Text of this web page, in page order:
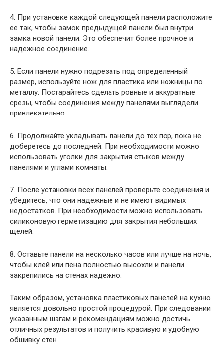
4. При установке каждой следующей панели расположите
ее так, чтобы замок предыдущей панели был внутри
замка новой панели. Это обеспечит более прочное и
надежное соединение.
5. Если панели нужно подрезать под определенный
размер, используйте нож для пластика или ножницы по
металлу. Постарайтесь сделать ровные и аккуратные
срезы, чтобы соединения между панелями выглядели
привлекательно.
6. Продолжайте укладывать панели до тех пор, пока не
доберетесь до последней. При необходимости можно
использовать уголки для закрытия стыков между
панелями и углами комнаты.
7. После установки всех панелей проверьте соединения и
убедитесь, что они надежные и не имеют видимых
недостатков. При необходимости можно использовать
силиконовую герметизацию для закрытия небольших
щелей.
8. Оставьте панели на несколько часов или лучше на ночь,
чтобы клей или пена полностью высохли и панели
закрепились на стенах надежно.
Таким образом, установка пластиковых панелей на кухню
является довольно простой процедурой. При следовании
указанным шагам и рекомендациям можно достичь
отличных результатов и получить красивую и удобную
обшивку стен.